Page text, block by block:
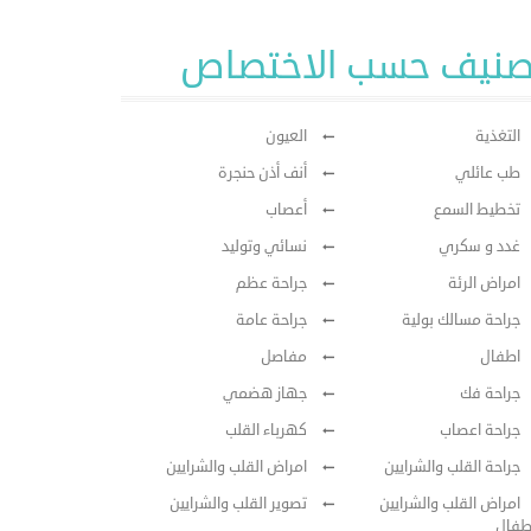
حسب الاختصاص
التغذية
العيون
طب عائلي
أنف أذن حنجرة
تخطيط السمع
أعصاب
غدد و سكري
نسائي وتوليد
امراض الرئة
جراحة عظم
جراحة مسالك بولية
جراحة عامة
اطفال
مفاصل
جراحة فك
جهاز هضمي
جراحة اعصاب
كهرباء القلب
جراحة القلب والشرايين
امراض القلب والشرايين
امراض القلب والشرايين
تصوير القلب والشرايين